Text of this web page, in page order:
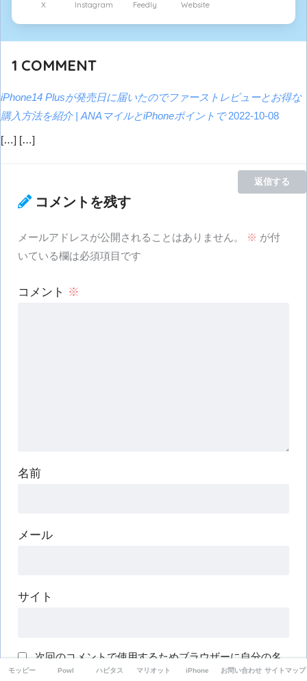
X Instagram Feedly Website
1 COMMENT
iPhone14 Plusが発売日に届いたのでファーストレビューとお得な
購入方法を紹介 | ANAマイルとiPhoneポイントで 2022-10-08
[…] […]
返信する
コメントを残す
メールアドレスが公開されることはありません。 ※ が付
いている欄は必須項目です
コメント ※
名前
メール
サイト
次回のコメントで使用するためブラウザーに自分の名
前、メールアドレス、サイトを保存する。
モッピー Powl ハピタス マリオット iPhone お問い合わせ サイトマップ